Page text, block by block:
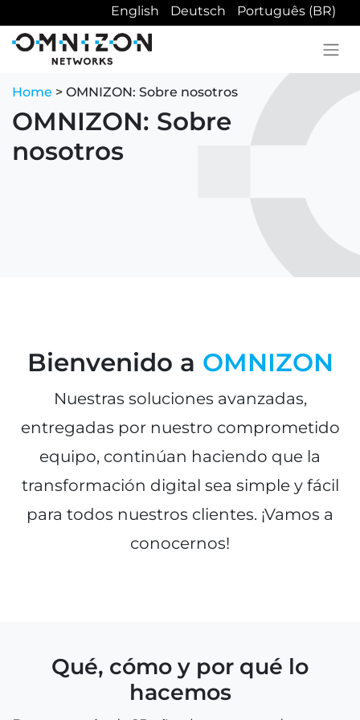
English Deutsch Português (BR)
Home > OMNIZON: Sobre nosotros
OMNIZON: Sobre
nosotros
Bienvenido a OMNIZON
Nuestras soluciones avanzadas,
entregadas por nuestro comprometido
equipo, continúan haciendo que la
transformación digital sea simple y fácil
para todos nuestros clientes. ¡Vamos a
conocernos!
Qué, cómo y por qué lo
hacemos